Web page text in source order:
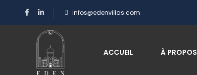
infos@edenvillas.com
ACCUEIL À PROPOS